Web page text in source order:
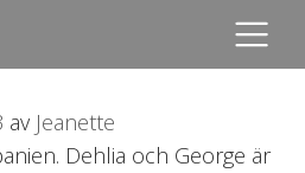
av Jeanette
Dehlia och George är